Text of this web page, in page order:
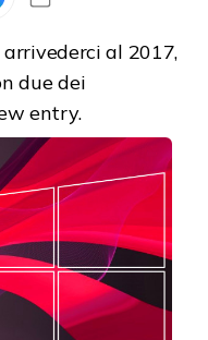
al 2017,
due dei
entry.